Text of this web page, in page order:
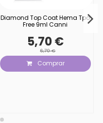
Diamond Top Coat Hema Tpo
Free 9ml Canni
5,70 €
6,70 €
Comprar